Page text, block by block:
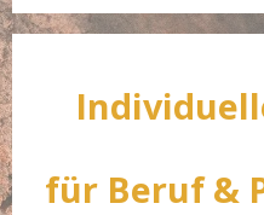
für Beruf &